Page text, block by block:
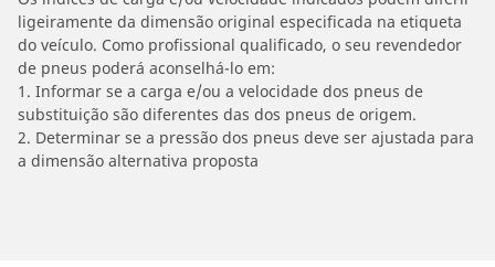
ligeiramente da dimensão original especificada na etiqueta
do veículo. Como profissional qualificado, o seu revendedor
de pneus poderá aconselhá-lo em:
1. Informar se a carga e/ou a velocidade dos pneus de
substituição são diferentes das dos pneus de origem.
2. Determinar se a pressão dos pneus deve ser ajustada para
a dimensão alternativa proposta